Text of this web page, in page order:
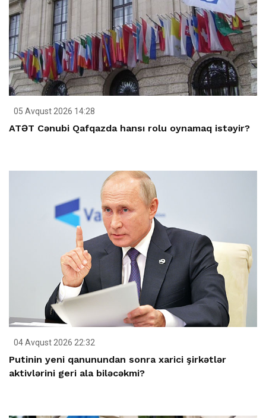
05 Avqust 2026 14:28
ATƏT Cənubi Qafqazda hansı rolu oynamaq istəyir?
04 Avqust 2026 22:32
Putinin yeni qanunundan sonra xarici şirkətlər
aktivlərini geri ala biləcəkmi?